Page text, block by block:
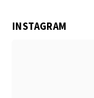
INSTAGRAM